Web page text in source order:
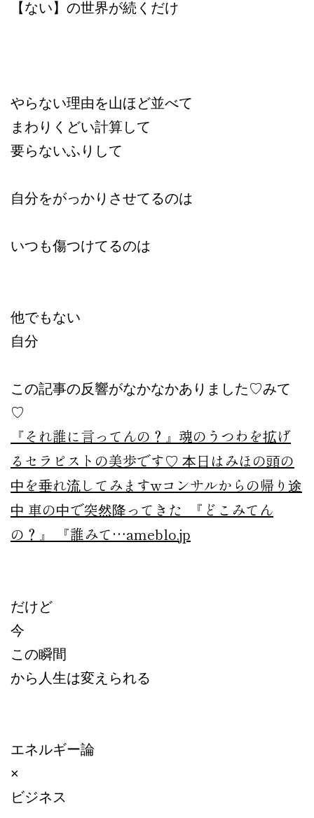
【ない】の世界が続くだけ
やらない理由を山ほど並べて
まわりくどい計算して
要らないふりして
自分をがっかりさせてるのは
いつも傷つけてるのは
他でもない
自分
この記事の反響がなかなかありました♡みて
♡
『それ誰に言ってんの？』 魂のうつわを拡げ
るセラピストの美歩です♡ 本日はみほの頭の
中を垂れ流してみますwコンサルからの帰り途
中 車の中で突然降ってきた 『どこみてん
の？』 『誰みて…ameblo.jp
だけど
今
この瞬間
から人生は変えられる
エネルギー論
×
ビジネス